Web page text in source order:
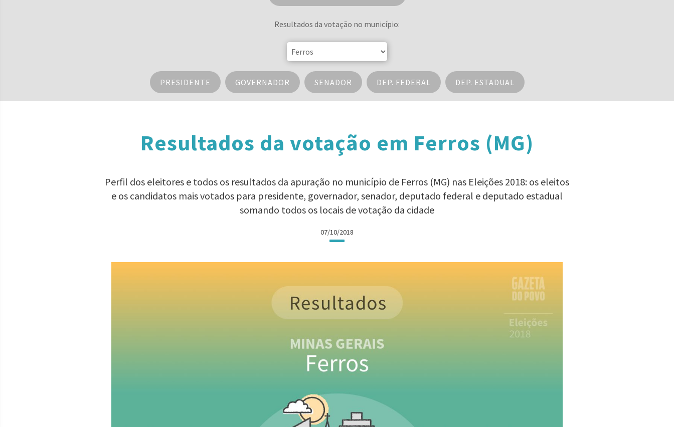
Resultados da votação no município:
PRESIDENTE GOVERNADOR SENADOR DEP. FEDERAL DEP. ESTADUAL
Resultados da votação em Ferros (MG)
Perfil dos eleitores e todos os resultados da apuração no município de Ferros (MG) nas Eleições 2018: os eleitos
e os candidatos mais votados para presidente, governador, senador, deputado federal e deputado estadual
somando todos os locais de votação da cidade
07/10/2018